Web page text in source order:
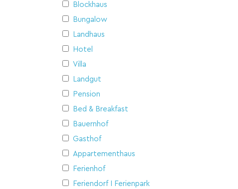
Blockhaus
Bungalow
Landhaus
Hotel
Villa
Landgut
Pension
Bed & Breakfast
Bauernhof
Gasthof
Appartementhaus
Ferienhof
Feriendorf I Ferienpark